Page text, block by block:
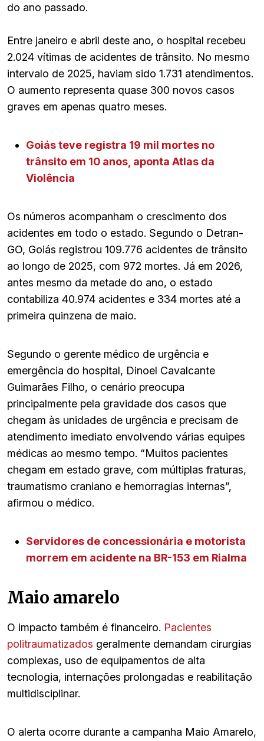
do ano passado.
Entre janeiro e abril deste ano, o hospital recebeu
2.024 vítimas de acidentes de trânsito. No mesmo
intervalo de 2025, haviam sido 1.731 atendimentos.
O aumento representa quase 300 novos casos
graves em apenas quatro meses.
Goiás teve registra 19 mil mortes no
trânsito em 10 anos, aponta Atlas da
Violência
Os números acompanham o crescimento dos
acidentes em todo o estado. Segundo o Detran-
GO, Goiás registrou 109.776 acidentes de trânsito
ao longo de 2025, com 972 mortes. Já em 2026,
antes mesmo da metade do ano, o estado
contabiliza 40.974 acidentes e 334 mortes até a
primeira quinzena de maio.
Segundo o gerente médico de urgência e
emergência do hospital, Dinoel Cavalcante
Guimarães Filho, o cenário preocupa
principalmente pela gravidade dos casos que
chegam às unidades de urgência e precisam de
atendimento imediato envolvendo várias equipes
médicas ao mesmo tempo. “Muitos pacientes
chegam em estado grave, com múltiplas fraturas,
traumatismo craniano e hemorragias internas”,
afirmou o médico.
Servidores de concessionária e motorista
morrem em acidente na BR-153 em Rialma
Maio amarelo
O impacto também é financeiro. Pacientes
politraumatizados geralmente demandam cirurgias
complexas, uso de equipamentos de alta
tecnologia, internações prolongadas e reabilitação
multidisciplinar.
O alerta ocorre durante a campanha Maio Amarelo,